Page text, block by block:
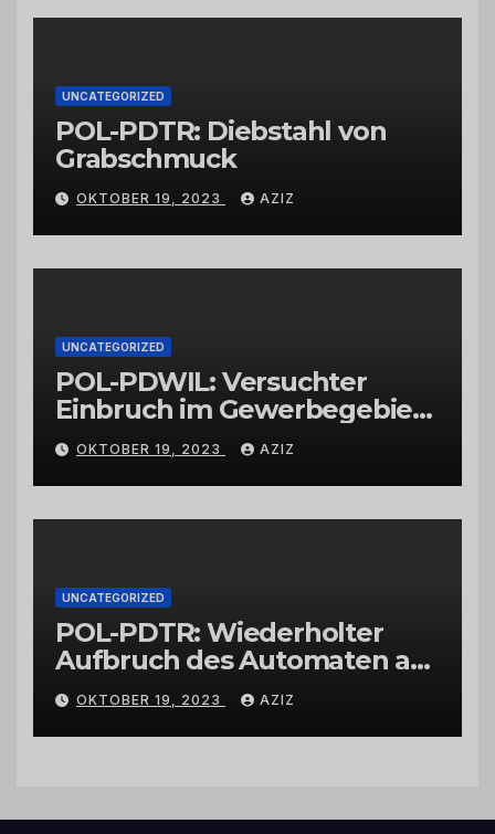
Großhändlern und Anbietern
UNCATEGORIZED
POL-PDTR: Diebstahl von
Grabschmuck
OKTOBER 19, 2023 AZIZ
UNCATEGORIZED
POL-PDWIL: Versuchter
Einbruch im Gewerbegebiet
Wittlich
OKTOBER 19, 2023 AZIZ
UNCATEGORIZED
POL-PDTR: Wiederholter
Aufbruch des Automaten am
Wohnmobilstellplatz in
Hermeskeil am Labachweg
OKTOBER 19, 2023 AZIZ